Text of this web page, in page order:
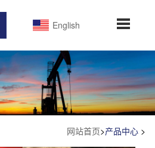
English
网站首页>产品中心 >